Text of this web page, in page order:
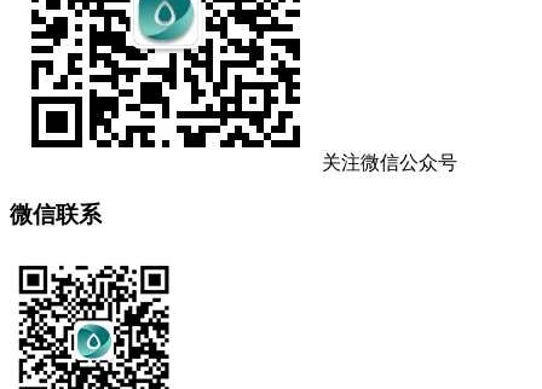
关注微信公众号
微信联系